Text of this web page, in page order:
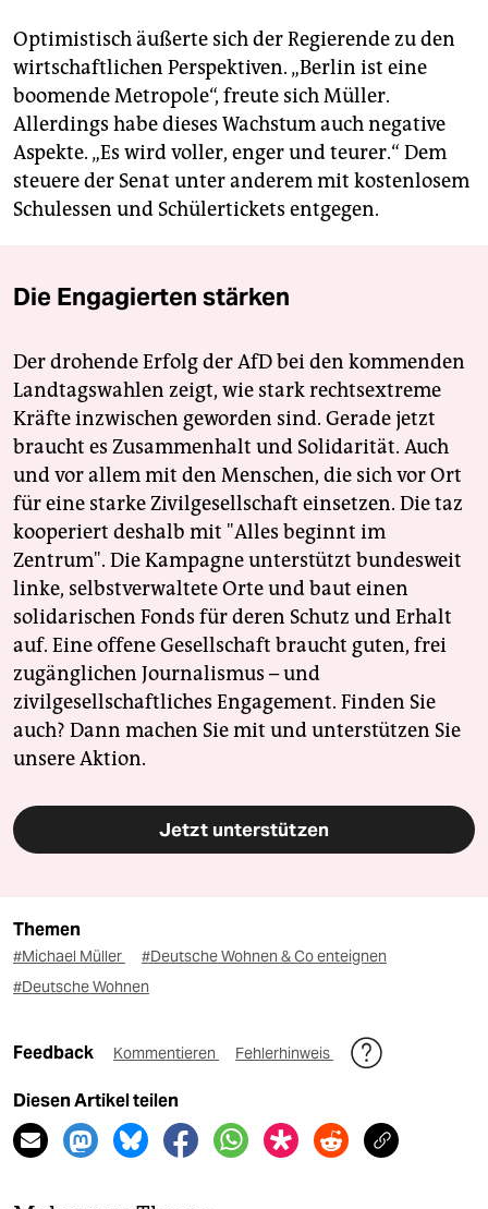
Optimistisch äußerte sich der Regierende zu den
wirtschaftlichen Perspektiven. „Berlin ist eine
boomende Metropole“, freute sich Müller.
Allerdings habe dieses Wachstum auch negative
Aspekte. „Es wird voller, enger und teurer.“ Dem
steuere der Senat unter anderem mit kostenlosem
Schulessen und Schülertickets entgegen.
Die Engagierten stärken
Der drohende Erfolg der AfD bei den kommenden
Landtagswahlen zeigt, wie stark rechtsextreme
Kräfte inzwischen geworden sind. Gerade jetzt
braucht es Zusammenhalt und Solidarität. Auch
und vor allem mit den Menschen, die sich vor Ort
für eine starke Zivilgesellschaft einsetzen. Die taz
kooperiert deshalb mit "Alles beginnt im
Zentrum". Die Kampagne unterstützt bundesweit
linke, selbstverwaltete Orte und baut einen
solidarischen Fonds für deren Schutz und Erhalt
auf. Eine offene Gesellschaft braucht guten, frei
zugänglichen Journalismus – und
zivilgesellschaftliches Engagement. Finden Sie
auch? Dann machen Sie mit und unterstützen Sie
unsere Aktion.
Jetzt unterstützen
Themen
#Michael Müller
#Deutsche Wohnen & Co enteignen
#Deutsche Wohnen
Feedback Kommentieren Fehlerhinweis
Diesen Artikel teilen